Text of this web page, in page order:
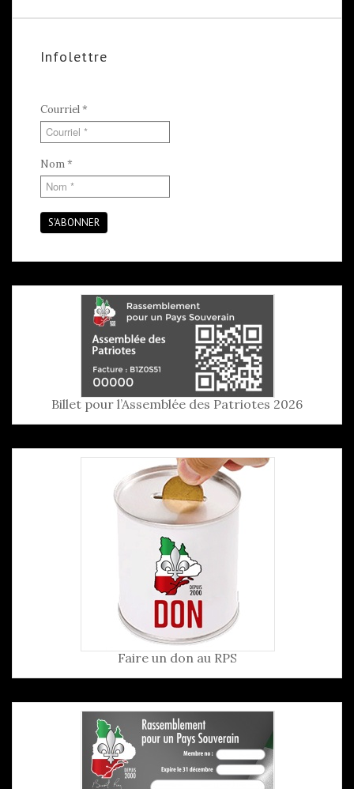
Infolettre
Courriel*
Nom*
S'ABONNER
Billet pour l’Assemblée des Patriotes 2026
Faire un don au RPS